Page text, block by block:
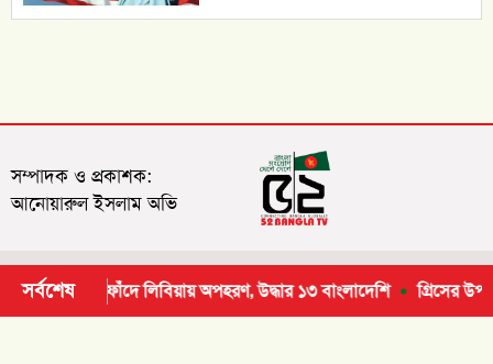
সর্বশেষ
যাত্রার ফাঁদে লিবিয়ায় অপহরণ, উদ্ধার ১৩ বাংলাদেশি গ্রিসের উপকূলে
সম্পাদক ও প্রকাশক:
আনোয়ারুল ইসলাম অভি